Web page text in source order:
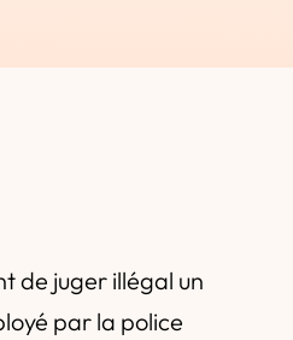
de juger illégal un
par la police